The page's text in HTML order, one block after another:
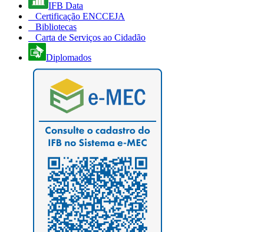
IFB Data
Certificação ENCCEJA
Bibliotecas
Carta de Serviços ao Cidadão
Diplomados